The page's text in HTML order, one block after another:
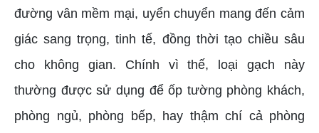
đường vân mềm mại, uyển chuyển mang đến cảm
giác sang trọng, tinh tế, đồng thời tạo chiều sâu
cho không gian. Chính vì thế, loại gạch này
thường được sử dụng để ốp tường phòng khách,
phòng ngủ, phòng bếp, hay thậm chí cả phòng